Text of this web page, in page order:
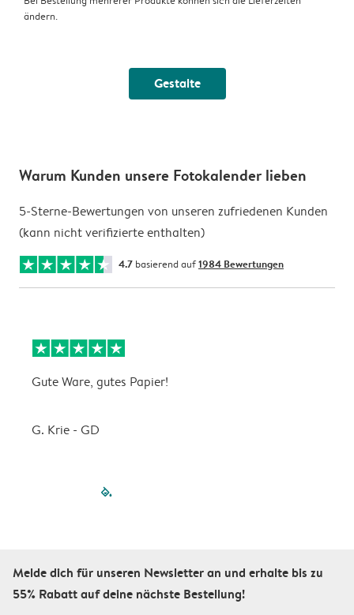
ändern.
Gestalte
Warum Kunden unsere Fotokalender lieben
5-Sterne-Bewertungen von unseren zufriedenen Kunden
(kann nicht verifizierte enthalten)
4.7 basierend auf1984 Bewertungen
Gute Ware, gutes Papier!
G. Krie - GD
filled-pagination
Melde dich für unseren Newsletter an und erhalte bis zu
55% Rabatt auf deine nächste Bestellung!